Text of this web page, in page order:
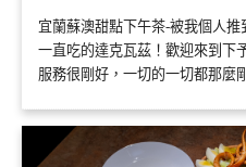
宜蘭蘇澳甜點下午茶-被我個人
一直吃的達克瓦茲！歡迎來到下
服務很剛好，一切的一切都那麼